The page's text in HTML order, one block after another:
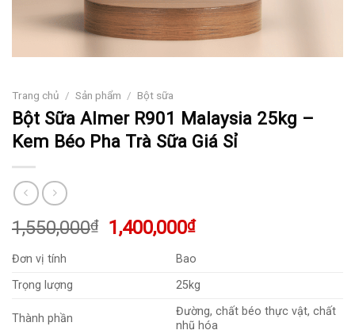
Trang chủ / Sản phẩm / Bột sữa
Bột Sữa Almer R901 Malaysia 25kg –
Kem Béo Pha Trà Sữa Giá Sỉ
1,550,000₫
Giá
1,550,000₫.
1,400,000₫Giá
tại
là:
1,400,000₫.
Đơn vị tính
Bao
Trọng lượng
25kg
Thành phần
Đường, chất béo thực vật, chất
nhũ hóa